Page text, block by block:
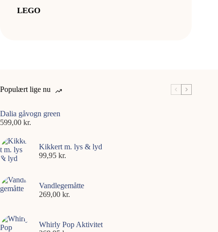
LEGO
Populært lige nu
Dalia gåvogn green
599,00 kr.
Kikkert m. lys & lyd
99,95 kr.
Vandlegemåtte
269,00 kr.
Whirly Pop Aktivitet